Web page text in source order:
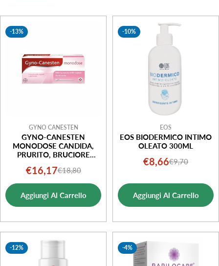
z
-13%
GYNO CANESTEN
GYNO-CANESTEN
MONODOSE CANDIDA,
PRURITO, BRUCIORE
CAPSULA
Prezzo
di
vendita
€16,17Prezzo
normale
€18,80
Aggiungi Al Carrello
-10%
EOS
EOS BIODERMICO INTIMO
OLEATO 300ML
Prezzo
vendita
€8,66Prezzo
€9,70
Aggiungi Al Carrello
-12% -4%